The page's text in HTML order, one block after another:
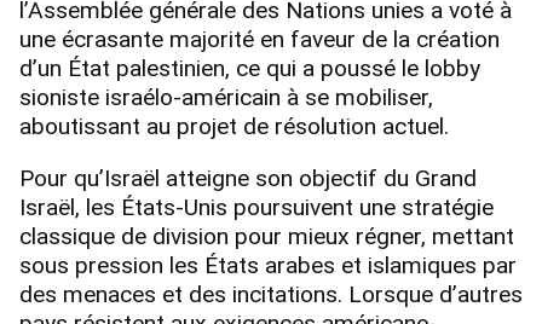
l’Assemblée générale des Nations unies a voté à
une écrasante majorité en faveur de la création
d’un État palestinien, ce qui a poussé le lobby
sioniste israélo-américain à se mobiliser,
aboutissant au projet de résolution actuel.
Pour qu’Israël atteigne son objectif du Grand
Israël, les États-Unis poursuivent une stratégie
classique de division pour mieux régner, mettant
sous pression les États arabes et islamiques par
des menaces et des incitations. Lorsque d’autres